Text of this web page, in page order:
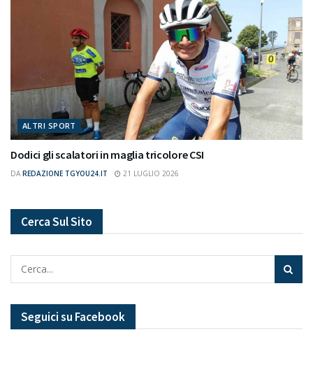
ALTRI SPORT
Dodici gli scalatori in maglia tricolore CSI
DA REDAZIONE TGYOU24.IT 21 LUGLIO 2026
Cerca Sul Sito
Seguici su Facebook